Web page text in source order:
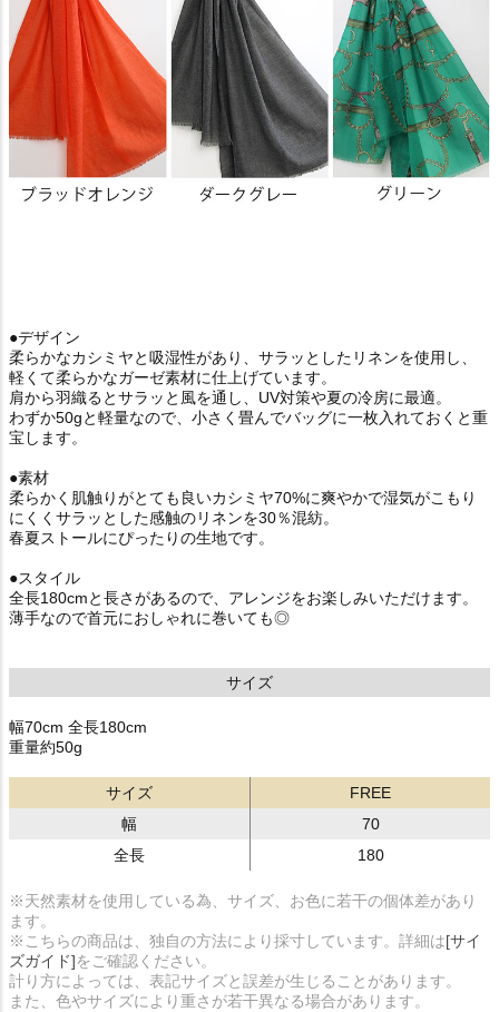
●デザイン
柔らかなカシミヤと吸湿性があり、サラッとしたリネンを使用し、
軽くて柔らかなガーゼ素材に仕上げています。
肩から羽織るとサラッと風を通し、UV対策や夏の冷房に最適。
わずか50gと軽量なので、小さく畳んでバッグに一枚入れておくと重
宝します。
●素材
柔らかく肌触りがとても良いカシミヤ70%に爽やかで湿気がこもり
にくくサラッとした感触のリネンを30％混紡。
春夏ストールにぴったりの生地です。
●スタイル
全長180cmと長さがあるので、アレンジをお楽しみいただけます。
薄手なので首元におしゃれに巻いても◎
サイズ
幅70cm 全長180cm
重量約50g
サイズ
FREE
幅
70
全長
180
※天然素材を使用している為、サイズ、お色に若干の個体差があり
ます。
※こちらの商品は、独自の方法により採寸しています。詳細は[サイ
ズガイド]をご確認ください。
計り方によっては、表記サイズと誤差が生じることがあります。
また、色やサイズにより重さが若干異なる場合があります。